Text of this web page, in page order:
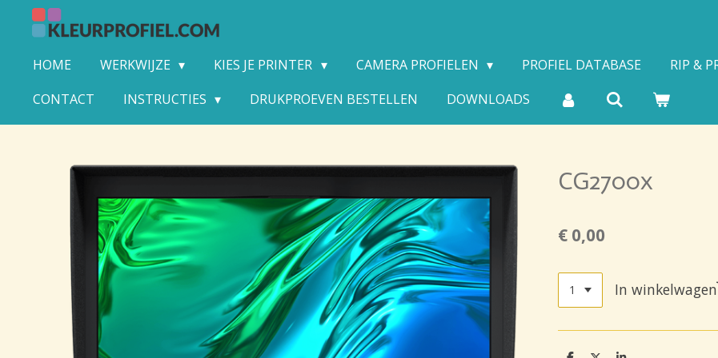
direct
hoofdinhoud
HOME WERKWIJZE KIES JE PRINTER CAMERA PROFIELEN PROFIEL DATABASE RIP &
CONTACT
INSTRUCTIES DRUKPROEVEN BESTELLEN DOWNLOADS
CG2700x
€ 0,00
In winkelwagen